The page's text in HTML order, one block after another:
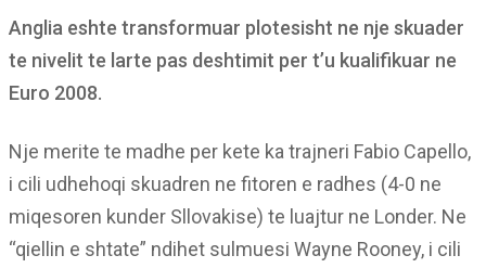
Anglia eshte transformuar plotesisht ne nje skuader
te nivelit te larte pas deshtimit per t’u kualifikuar ne
Euro 2008.
Nje merite te madhe per kete ka trajneri Fabio Capello,
i cili udhehoqi skuadren ne fitoren e radhes (4-0 ne
miqesoren kunder Sllovakise) te luajtur ne Londer. Ne
“qiellin e shtate” ndihet sulmuesi Wayne Rooney, i cili